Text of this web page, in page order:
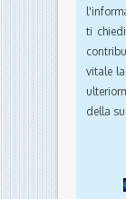
ti
vitale
della